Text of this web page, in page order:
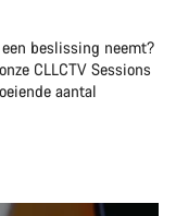
beslissing neemt?
CLLCTV Sessions
aantal